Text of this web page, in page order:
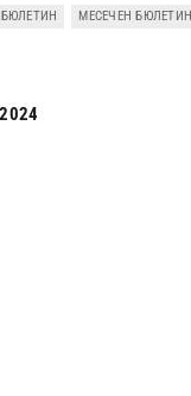
МЕСЕЧЕН БЮЛЕТИН